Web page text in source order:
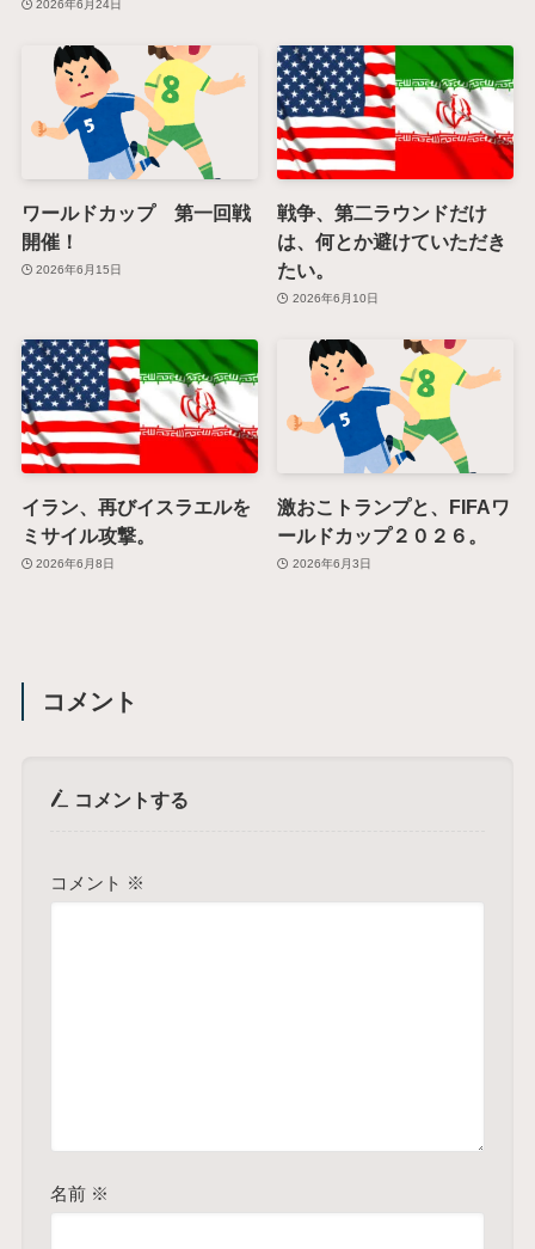
2026年6月24日
ワールドカップ 第一回戦
開催！
2026年6月15日
戦争、第二ラウンドだけ
は、何とか避けていただき
たい。
2026年6月10日
イラン、再びイスラエルを
ミサイル攻撃。
2026年6月8日
激おこトランプと、FIFAワ
ールドカップ２０２６。
2026年6月3日
コメント
コメントする
コメント ※
名前 ※